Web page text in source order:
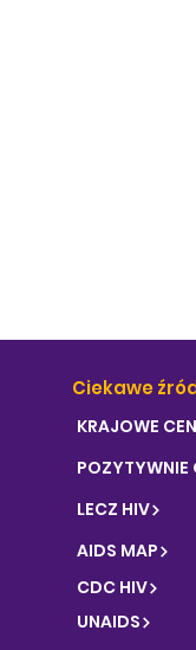
Ciekawe
KRAJOWE
POZYTYWNIE
LECZ HIV
AIDS MAP
CDC HIV
UNAIDS